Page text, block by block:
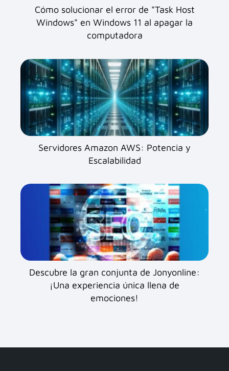
Cómo solucionar el error de "Task Host
Windows" en Windows 11 al apagar la
computadora
Servidores Amazon AWS: Potencia y
Escalabilidad
Descubre la gran conjunta de Jonyonline:
¡Una experiencia única llena de
emociones!